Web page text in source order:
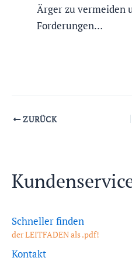
Ärger zu vermeiden
Forderungen…
ZURÜCK
Schneller finden
der LEITFADEN als .pdf!
Kontakt